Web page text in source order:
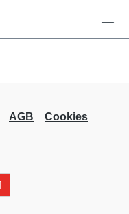
uns und
AGB Cookies